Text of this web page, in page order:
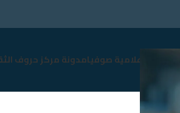
إعلامية صوفيامدونة مركز حروف